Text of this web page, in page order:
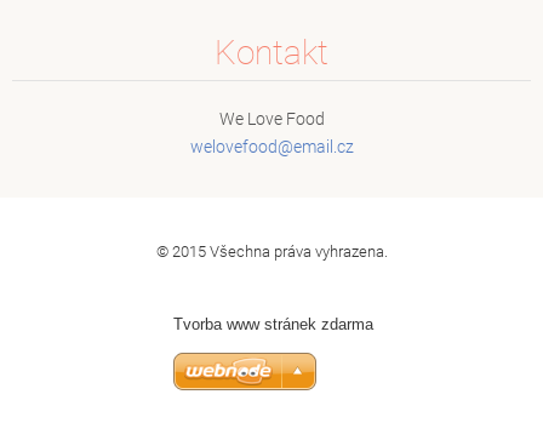
Kontakt
We Love Food
welovefood@email .cz
© 2015 Všechna práva vyhrazena.
Tvorba www stránek zdarma